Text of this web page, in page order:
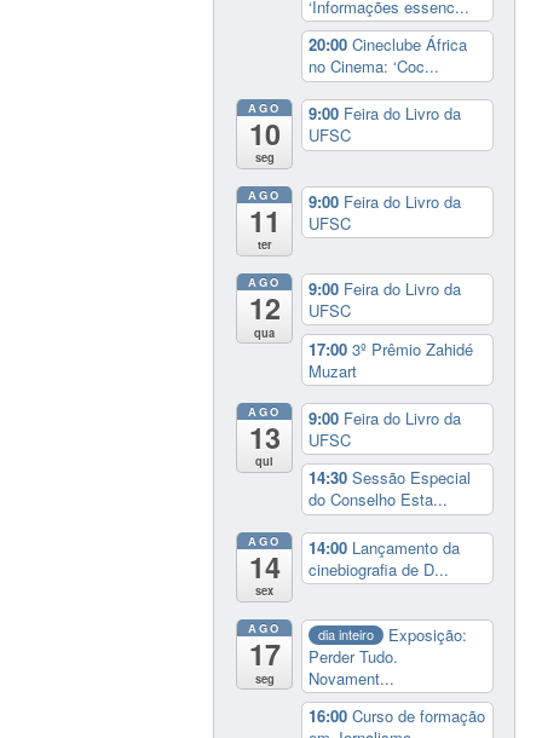
‘Informações essenc...
20:00Cineclube África
no Cinema: ‘Coc...
AGO
10
seg
9:00 Feira do Livro da
UFSC
AGO
11
ter
9:00 Feira do Livro da
UFSC
AGO
12
qua
9:00 Feira do Livro da
UFSC
17:003º Prêmio Zahidé
Muzart
AGO
13
qui
9:00 Feira do Livro da
UFSC
14:30Sessão Especial
do Conselho Esta...
AGO
14
sex
14:00 Lançamento da
cinebiografia de D...
AGO
17
seg
dia inteiro
Exposição:
Perder Tudo.
Novament...
16:00Curso de formação